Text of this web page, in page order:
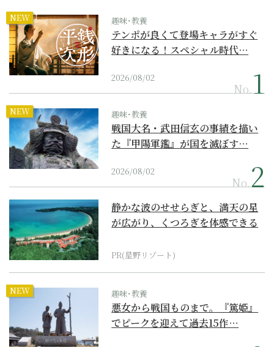
NEW 趣味･教養
テンポが良くて登場キャラがすぐ
好きになる！スペシャル時代…
2026/08/02
No.
NEW 趣味･教養
戦国大名・武田信玄の事績を描い
た『甲陽軍鑑』が国を滅ぼす…
2026/08/02
No.
静かな波のせせらぎと、満天の星
が広がり、くつろぎを体感できる
PR(星野リゾート)
NEW 趣味･教養
悪女から戦国ものまで。『篤姫』
でピークを迎えて過去15作…